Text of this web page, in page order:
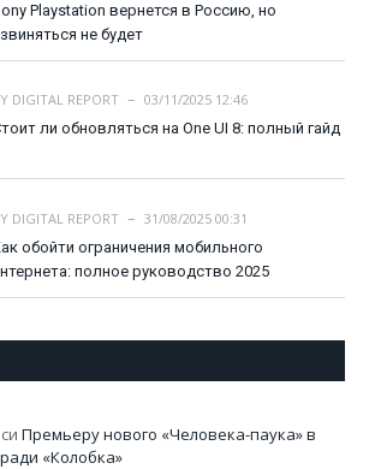
Playstation вернется в Россию, но
не будет
DIGITAL REPORT
03/11/2025 12:46
ли обновляться на One UI 8: полный гайд
DIGITAL REPORT
31/08/2025 00:31
обойти ограничения мобильного
полное руководство 2025
Премьеру нового «Человека-паука» в
«Колобка»